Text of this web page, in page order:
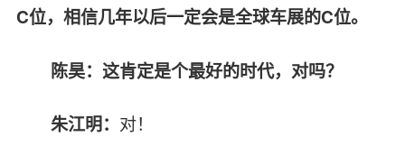
C位，相信几年以后一定会是全球车展的C位。
陈昊：这肯定是个最好的时代，对吗？
朱江明： 对！